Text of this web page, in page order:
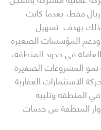
التجاري أو قيد فرع لها بمبلغ 40 ريال فقط، بعدما كانت
وذلك بهدف تسهيل
ودعم المؤسسات الصغيرة
في حدود المنطقة،
المشروعات الصغيرة
الاستثمارات العقارية
المنطقة وتلبية
المنطقة من خدمات